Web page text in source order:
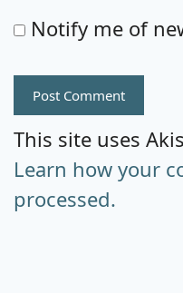
Notify me of
This site uses
Learn how your
processed.